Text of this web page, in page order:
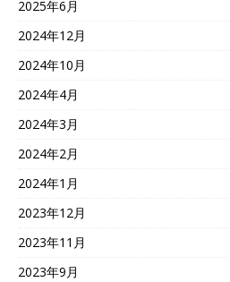
2025年6月
2024年12月
2024年10月
2024年4月
2024年3月
2024年2月
2024年1月
2023年12月
2023年11月
2023年9月